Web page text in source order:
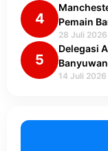
4
Pemain
28 Juli 2026
5
Delegasi
14 Juli 2026